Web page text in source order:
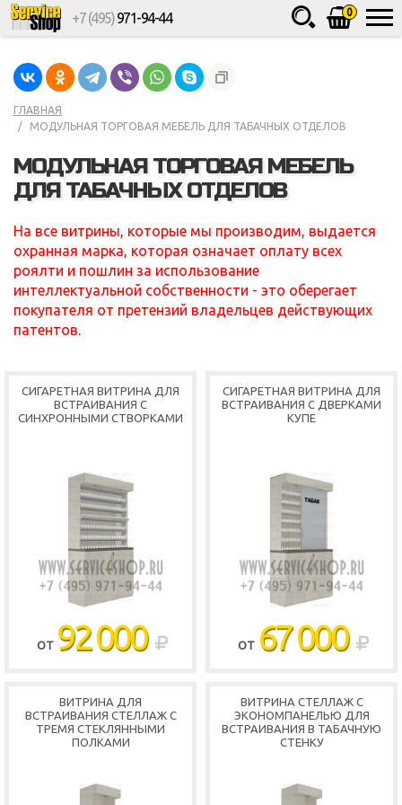
Service
0
+7 (495)971-94-44
ГЛАВНАЯ
МОДУЛЬНАЯ ТОРГОВАЯ МЕБЕЛЬ ДЛЯ ТАБАЧНЫХ ОТДЕЛОВ
МОДУЛЬНАЯ ТОРГОВАЯ МЕБЕЛЬ
ДЛЯ ТАБАЧНЫХ ОТДЕЛОВ
На все витрины, которые мы производим, выдается
охранная марка, которая означает оплату всех
роялти и пошлин за использование
интеллектуальной собственности - это оберегает
покупателя от претензий владельцев действующих
патентов.
СИГАРЕТНАЯ ВИТРИНА ДЛЯ
ВСТРАИВАНИЯ С
СИНХРОННЫМИ СТВОРКАМИ
ОТ 92 000
СИГАРЕТНАЯ ВИТРИНА ДЛЯ
ВСТРАИВАНИЯ С ДВЕРКАМИ
КУПЕ
ОТ 67 000
ВИТРИНА ДЛЯ
ВСТРАИВАНИЯ СТЕЛЛАЖ С
ТРЕМЯ СТЕКЛЯННЫМИ
ПОЛКАМИ
ВИТРИНА СТЕЛЛАЖ С
ЭКОНОМПАНЕЛЬЮ ДЛЯ
ВСТРАИВАНИЯ В ТАБАЧНУЮ
СТЕНКУ